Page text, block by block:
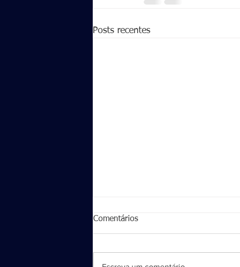
Posts recentes
Comentários